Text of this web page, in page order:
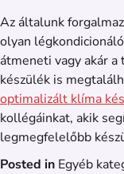
Az általunk
olyan
átmeneti vagy akár
készülék is
optimalizált klíma
kollégáinkat, akik
legmegfelelőbb
Posted in Egyéb